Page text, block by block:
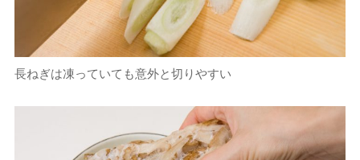
長ねぎは凍っていても意外と切りやすい